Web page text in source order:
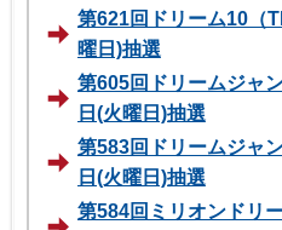
第621回ドリーム10（
曜日)抽選
第605回ドリームジャ
日(火曜日)抽選
第583回ドリームジャ
日(火曜日)抽選
第584回ミリオンドリ